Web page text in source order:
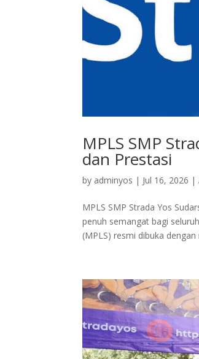
MPLS SMP
dan Prestasi
by adminyos | Jul 16, 2026 |
MPLS SMP Strada Yos
penuh semangat bagi
(MPLS) resmi dibuka